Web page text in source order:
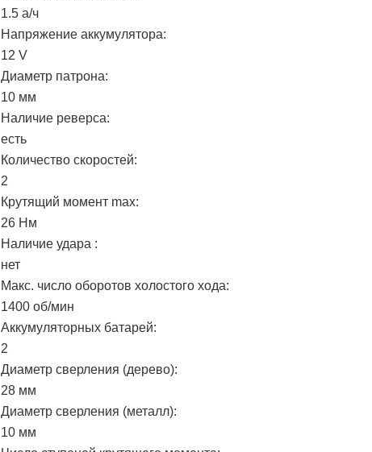
1.5 а/ч
Напряжение аккумулятора:
12 V
Диаметр патрона:
10 мм
Наличие реверса:
есть
Количество скоростей:
2
Крутящий момент max:
26 Нм
Наличие удара :
нет
Макс. число оборотов холостого хода:
1400 об/мин
Аккумуляторных батарей:
2
Диаметр сверления (дерево):
28 мм
Диаметр сверления (металл):
10 мм